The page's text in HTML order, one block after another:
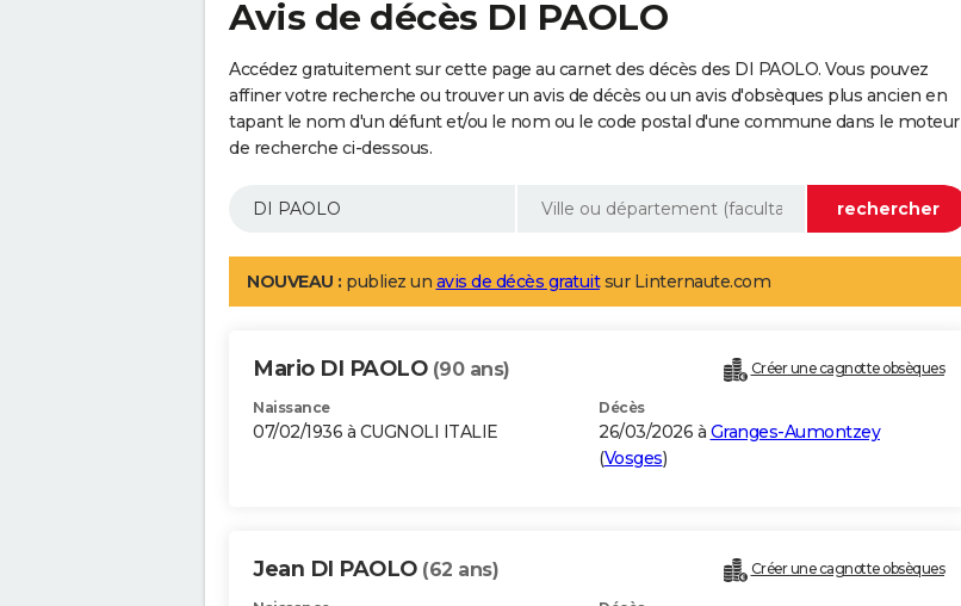
Avis de décès DI PAOLO
Accédez gratuitement sur cette page au carnet des décès des DI PAOLO. Vous pouvez
affiner votre recherche ou trouver un avis de décès ou un avis d'obsèques plus ancien en
tapant le nom d'un défunt et/ou le nom ou le code postal d'une commune dans le moteur
de recherche ci-dessous.
NOUVEAU : publiez un avis de décès gratuitsur Linternaute.com
Mario DI PAOLO (90 ans) Créer une cagnotte obsèques
Naissance
07/02/1936 à CUGNOLI ITALIE
Décès
26/03/2026 à Granges-Aumontzey
(Vosges)
Jean DI PAOLO (62 ans) Créer une cagnotte obsèques